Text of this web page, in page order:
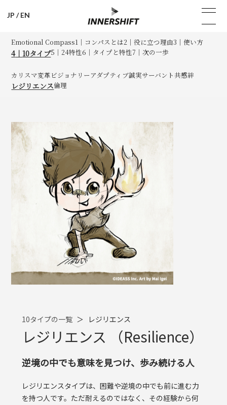
JP /EN
Emotional Compass1 ｜ コンパスとは2 ｜役に立つ理由3 ｜使い方
4｜10タイプ5 ｜ 24特性6 ｜ タイプと特性7 ｜次の一歩
カリスマ変革ビジョナリー アダプティブ誠実サーバント共感絆
レジリエンス倫理
10タイプの一覧 ＞ レジリエンス
レジリエンス （Resilience）
逆境の中でも意味を見つけ、歩み続ける人
レジリエンスタイプは、困難や逆境の中でも前に進む力
を持つ人です。ただ耐えるのではなく、その経験から何